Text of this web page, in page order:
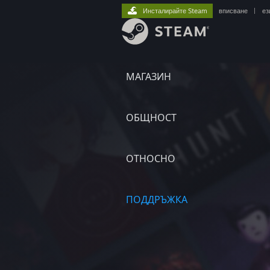
МАГАЗИН
ОБЩНОСТ
ОТНОСНО
ПОДДРЪЖКА
Инсталирайте Steam вписване